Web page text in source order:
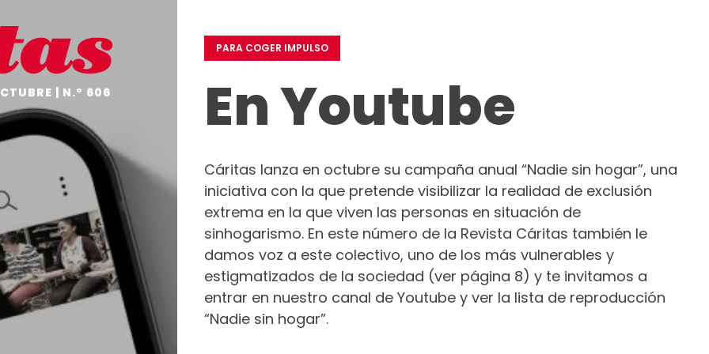
| N.º 606
UN
NO
OLVIDES
A
EL
GRÁFICO
DESDE
DENTRO
HISTORIAS
CON
CORAZÓN
PROTAGONISTAS
PARA COGER IMPULSO
En Youtube
Cáritas lanza en octubre su campaña anual “Nadie sin hogar”, una
iniciativa con la que pretende visibilizar la realidad de exclusión
extrema en la que viven las personas en situación de
sinhogarismo. En este número de la Revista Cáritas también le
damos voz a este colectivo, uno de los más vulnerables y
estigmatizados de la sociedad (ver página 8) y te invitamos a
entrar en nuestro canal de Youtube y ver la lista de reproducción
“Nadie sin hogar”.